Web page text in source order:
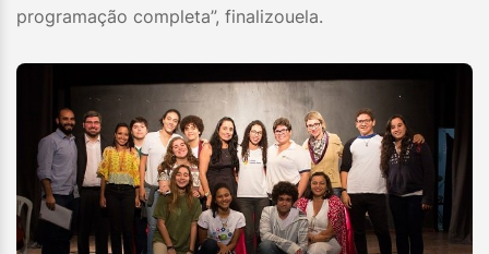
programação completa”, finalizouela.